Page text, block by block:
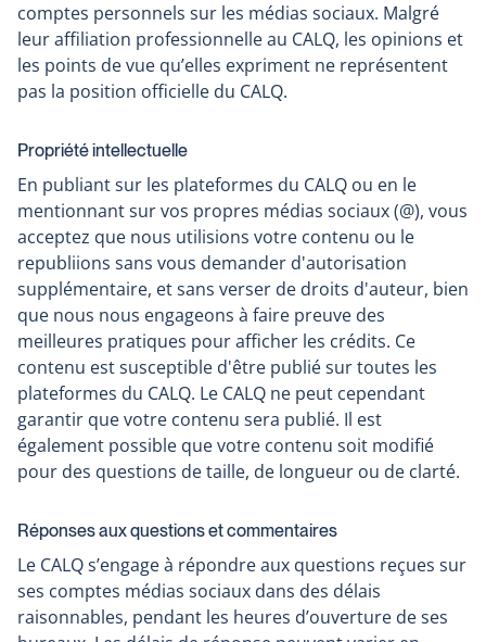
comptes personnels sur les médias sociaux. Malgré
leur affiliation professionnelle au CALQ, les opinions et
les points de vue qu’elles expriment ne représentent
pas la position officielle du CALQ.
Propriété intellectuelle
En publiant sur les plateformes du CALQ ou en le
mentionnant sur vos propres médias sociaux (@), vous
acceptez que nous utilisions votre contenu ou le
republiions sans vous demander d'autorisation
supplémentaire, et sans verser de droits d'auteur, bien
que nous nous engageons à faire preuve des
meilleures pratiques pour afficher les crédits. Ce
contenu est susceptible d'être publié sur toutes les
plateformes du CALQ. Le CALQ ne peut cependant
garantir que votre contenu sera publié. Il est
également possible que votre contenu soit modifié
pour des questions de taille, de longueur ou de clarté.
Réponses aux questions et commentaires
Le CALQ s’engage à répondre aux questions reçues sur
ses comptes médias sociaux dans des délais
raisonnables, pendant les heures d’ouverture de ses